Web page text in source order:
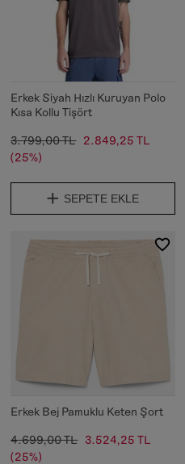
Erkek Siyah Hızlı Kuruyan Polo
Kısa Kollu Tişört
3.799,00 TL 2.849,25 TL
(25%)
SEPETE EKLE
Erkek Bej Pamuklu Keten Şort
4.699,00 TL 3.524,25 TL
(25%)